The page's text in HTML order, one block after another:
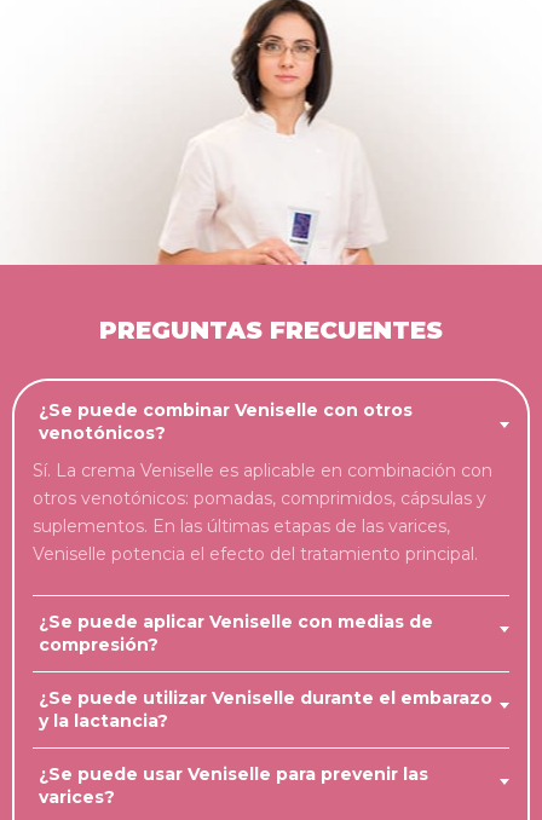
PREGUNTAS FRECUENTES
¿Se puede combinar Veniselle con otros
venotónicos?
Sí. La crema Veniselle es aplicable en combinación con
otros venotónicos: pomadas, comprimidos, cápsulas y
suplementos. En las últimas etapas de las varices,
Veniselle potencia el efecto del tratamiento principal.
¿Se puede aplicar Veniselle con medias de
compresión?
¿Se puede utilizar Veniselle durante el embarazo
y la lactancia?
¿Se puede usar Veniselle para prevenir las
varices?